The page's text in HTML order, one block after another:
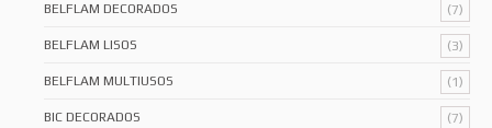
BELFLAM DECORADOS (7)
BELFLAM LISOS (3)
BELFLAM MULTIUSOS (1)
BIC DECORADOS (7)